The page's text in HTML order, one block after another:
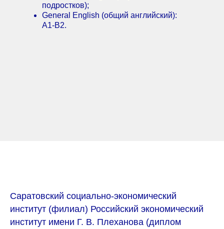
подростков);
General English (общий английский):
A1-B2.
Саратовский социально-экономический
институт (филиал) Российский экономический
институт имени Г. В. Плеханова (диплом